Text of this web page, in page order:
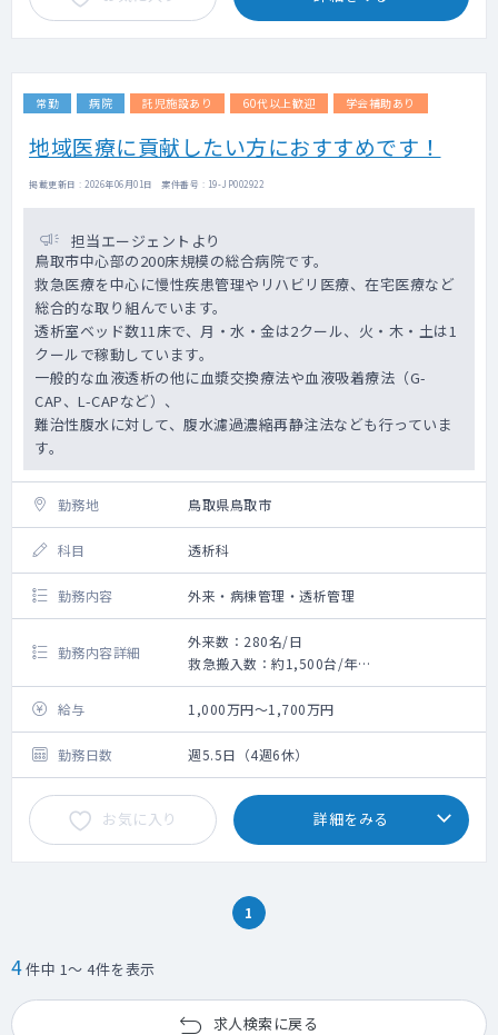
常勤 病院 託児施設あり 60代以上歓迎 学会補助あり
地域医療に貢献したい方におすすめです！
掲載更新日 : 2026年06月01日 案件番号 : 19-JP002922
担当エージェントより
鳥取市中心部の200床規模の総合病院です。
救急医療を中心に慢性疾患管理やリハビリ医療、在宅医療など
総合的な取り組んでいます。
透析室ベッド数11床で、月・水・金は2クール、火・木・土は1
クールで稼動しています。
一般的な血液透析の他に血漿交換療法や血液吸着療法（G-
CAP、L-CAPなど）、
難治性腹水に対して、腹水濾過濃縮再静注法なども行っていま
す。
勤務地 鳥取県鳥取市
科目 透析科
勤務内容 外来・病棟管理・透析管理
勤務内容詳細
外来数：280名/日
救急搬入数：約1,500台/年
手術件数:年間約200件
給与
1,000万円～1,700万円
勤務日数 週5.5日（4週6休）
お気に入り 詳細をみる
1
4件中 1～ 4件を表示
求人検索に戻る